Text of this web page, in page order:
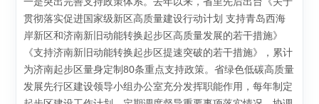
贯彻落实促进国家级新区高质量建设行动计划 支持青岛西海
岸新区和济南新旧动能转换起步区高质量发展的若干措施》
《支持济南新旧动能转换起步区提速突破的若干措施》，累计
为济南起步区量身定制80条重点支持政策。省绿色低碳高质量
发展先行区建设领导小组办公室充分发挥职能作用，每年制定